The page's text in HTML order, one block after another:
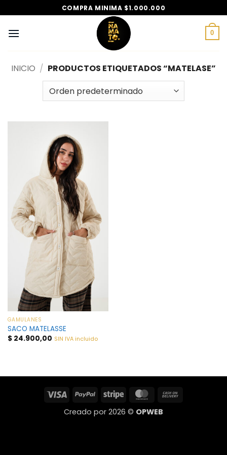
al
contenido
COMPRA MINIMA $1.000.000
0
INICIO / PRODUCTOS ETIQUETADOS “MATELASE”
GAMULANES
SACO MATELASSE
$24.900,00 SIN IVA incluido
Visa PayPal Stripe MasterCard
Creado por 2026 © OPWEB